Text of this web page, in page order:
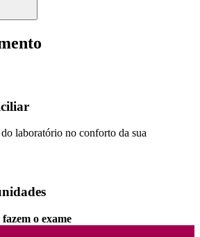
laboratório no conforto da sua
fazem o exame